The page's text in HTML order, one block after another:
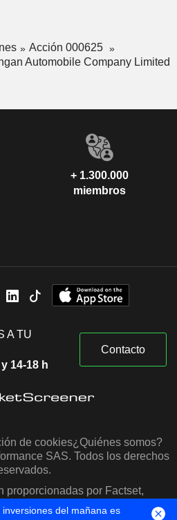
Acción 000625
Automobile Company Limited
+ 1.300.000
miembros
A TU
14-18 h
Contacto
de cookies¿Quiénes somos?
SAS. Todos los derechos
proporcionadas por Factset,
y S&P Capital IQ
del mañana es